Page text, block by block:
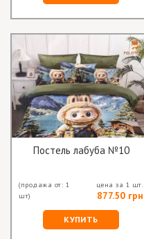
Постель лабуба №10
(продажа от: 1
шт)
цена за 1 шт.
877.50 грн
КУПИТЬ